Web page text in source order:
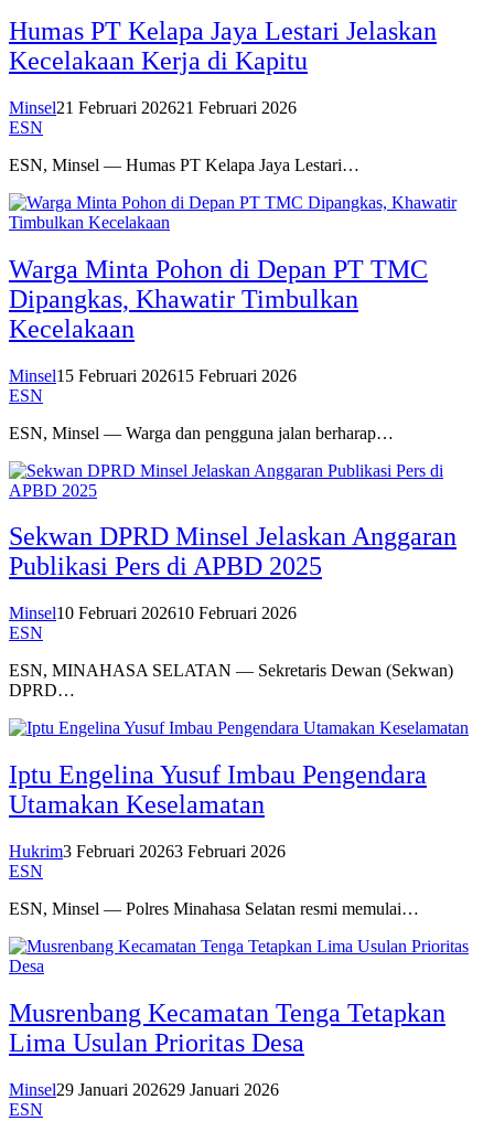
Humas PT Kelapa Jaya Lestari Jelaskan
Kecelakaan Kerja di Kapitu
Minsel21 Februari 202621 Februari 2026
ESN
ESN, Minsel — Humas PT Kelapa Jaya Lestari…
Warga Minta Pohon di Depan PT TMC
Dipangkas, Khawatir Timbulkan
Kecelakaan
Minsel15 Februari 202615 Februari 2026
ESN
ESN, Minsel — Warga dan pengguna jalan berharap…
Sekwan DPRD Minsel Jelaskan Anggaran
Publikasi Pers di APBD 2025
Minsel10 Februari 202610 Februari 2026
ESN
ESN, MINAHASA SELATAN — Sekretaris Dewan (Sekwan)
DPRD…
Iptu Engelina Yusuf Imbau Pengendara
Utamakan Keselamatan
Hukrim3 Februari 20263 Februari 2026
ESN
ESN, Minsel — Polres Minahasa Selatan resmi memulai…
Musrenbang Kecamatan Tenga Tetapkan
Lima Usulan Prioritas Desa
Minsel29 Januari 202629 Januari 2026
ESN